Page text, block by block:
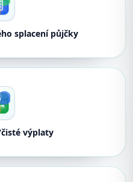
splacení půjčky
výplaty